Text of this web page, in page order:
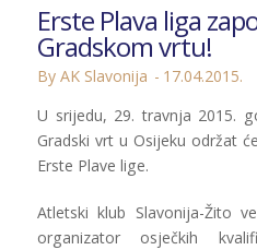
Erste Plava liga
Gradskom vrtu!
By AK Slavonija
17.04.2015.
U srijedu, 29. travnja 2015.
Gradski vrt u Osijeku održat
Erste Plave lige.
Atletski klub Slavonija-Žito
organizator osječkih